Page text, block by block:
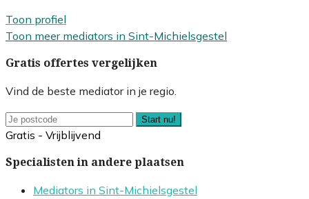
Toon profiel
Toon meer mediators in Sint-Michielsgestel
Gratis offertes vergelijken
Vind de beste mediator in je regio.
Start nu!
Gratis - Vrijblijvend
Specialisten in andere plaatsen
Mediators in Sint-Michielsgestel